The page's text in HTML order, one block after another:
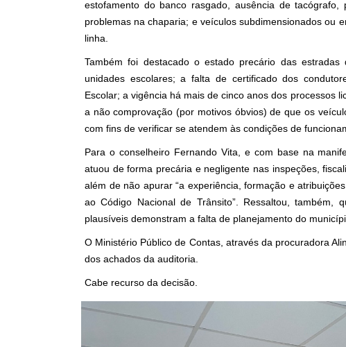
estofamento do banco rasgado, ausência de
problemas na chaparia; e veículos subdimensionados ou
linha.
Também foi destacado o estado precário das
unidades escolares; a falta de certificado dos
Escolar; a vigência há mais de cinco anos dos processos
a não comprovação (por motivos óbvios) de que os
com fins de verificar se atendem às condições de
Para o conselheiro Fernando Vita, e com base na
atuou de forma precária e negligente nas inspeções,
além de não apurar “a experiência, formação e
ao Código Nacional de Trânsito”. Ressaltou, também,
plausíveis demonstram a falta de planejamento do
O Ministério Público de Contas, através da procuradora
dos achados da auditoria.
Cabe recurso da decisão.